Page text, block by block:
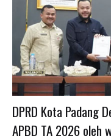
DPRD Kota Padang
APBD TA 2026 oleh